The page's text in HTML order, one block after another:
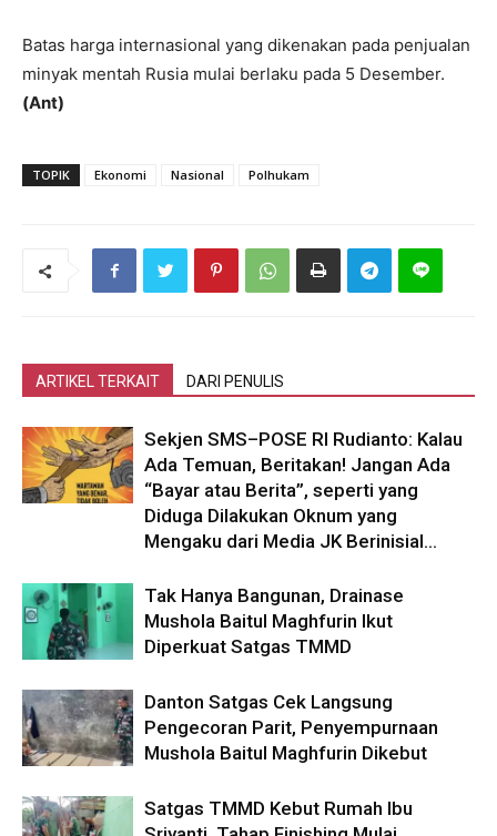
Batas harga internasional yang dikenakan pada penjualan
minyak mentah Rusia mulai berlaku pada 5 Desember.
(Ant)
TOPIK Ekonomi Nasional Polhukam
ARTIKEL TERKAIT DARI PENULIS
Sekjen SMS–POSE RI Rudianto: Kalau
Ada Temuan, Beritakan! Jangan Ada
“Bayar atau Berita”, seperti yang
Diduga Dilakukan Oknum yang
Mengaku dari Media JK Berinisial...
Tak Hanya Bangunan, Drainase
Mushola Baitul Maghfurin Ikut
Diperkuat Satgas TMMD
Danton Satgas Cek Langsung
Pengecoran Parit, Penyempurnaan
Mushola Baitul Maghfurin Dikebut
Satgas TMMD Kebut Rumah Ibu